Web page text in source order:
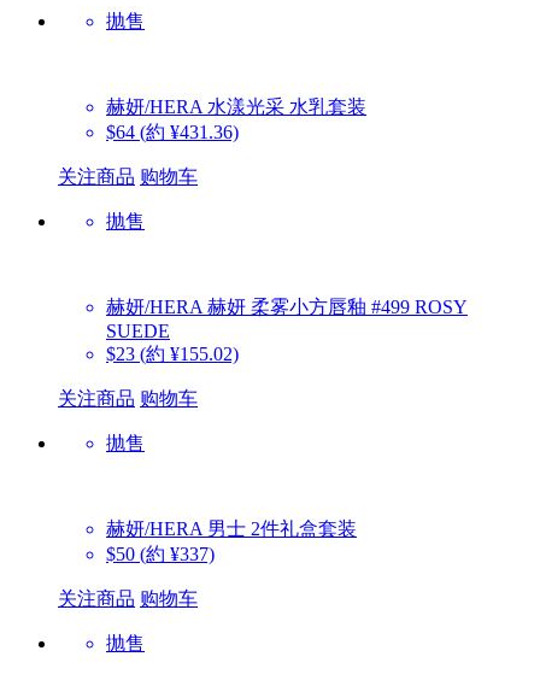
抛售
赫妍/HERA 水漾光采 水乳套装
$64 (約 ¥431.36)
关注商品 购物车
抛售
赫妍/HERA 赫妍 柔雾小方唇釉 #499 ROSY
SUEDE
$23 (約 ¥155.02)
关注商品 购物车
抛售
赫妍/HERA 男士 2件礼盒套装
$50 (約 ¥337)
关注商品 购物车
抛售